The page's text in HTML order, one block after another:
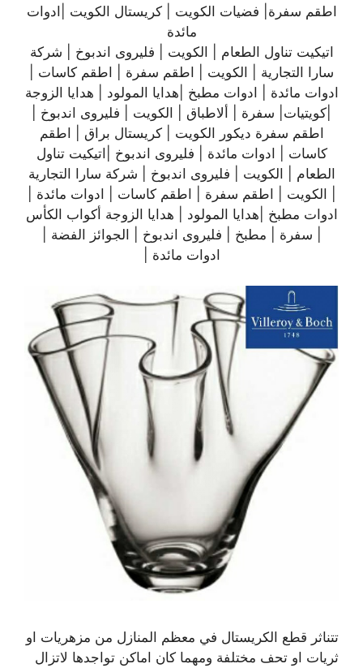
اطقم سفرة| فضيات الكويت | كريستال الكويت |ادوات
مائدة
اتيكيت تناول الطعام | الكويت | فليروى اندبوخ | شركة
سارا التجارية | الكويت | اطقم سفرة | اطقم كاسات |
ادوات مائدة | ادوات مطبخ |هدايا المولود | هدايا الزوجة
|كويتيات| سفرة | ألاطباق | الكويت | فليروى اندبوخ |
اطقم سفرة ديكور الكويت | كريستال براق | اطقم
كاسات | ادوات مائدة | فليروى اندبوخ |اتيكيت تناول
الطعام | الكويت | فليروى اندبوخ | شركة سارا التجارية
| الكويت | اطقم سفرة | اطقم كاسات | ادوات مائدة |
ادوات مطبخ |هدايا المولود | هدايا الزوجة أكواب الكأس
| سفرة | مطبخ | فليروى اندبوخ | الجوائز الفضة |
ادوات مائدة |
تتناثر قطع الكريستال في معظم المنازل من مزهريات او
ثريات او تحف مختلفة ومهما كان اماكن تواجدها لاتزال